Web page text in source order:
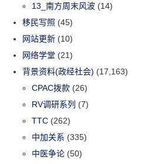
13_南方周末风波 (14)
移民写照 (45)
网站更新 (10)
网络学堂 (21)
背景资料(政经社会) (17,163)
CPAC拨款 (26)
RV调研系列 (7)
TTC (262)
中加关系 (335)
中医争论 (50)